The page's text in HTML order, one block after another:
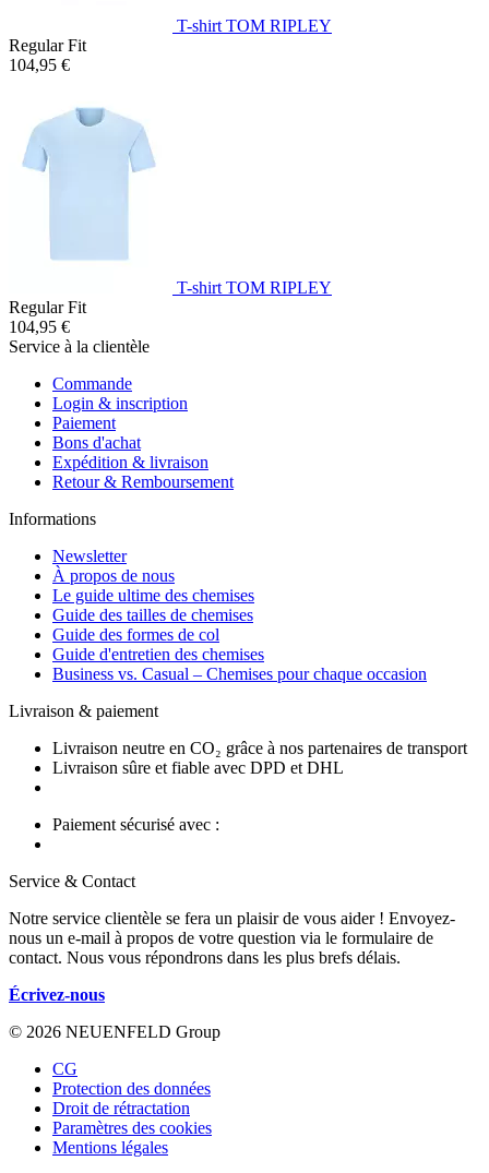
T-shirt TOM RIPLEY
Regular Fit
104,95 €
T-shirt TOM RIPLEY
Regular Fit
104,95 €
Service à la clientèle
Commande
Login & inscription
Paiement
Bons d'achat
Expédition & livraison
Retour & Remboursement
Informations
Newsletter
À propos de nous
Le guide ultime des chemises
Guide des tailles de chemises
Guide des formes de col
Guide d'entretien des chemises
Business vs. Casual – Chemises pour chaque occasion
Livraison & paiement
Livraison neutre en CO₂ grâce à nos partenaires de transport
Livraison sûre et fiable avec DPD et DHL
Paiement sécurisé avec :
Service & Contact
Notre service clientèle se fera un plaisir de vous aider ! Envoyez-
nous un e-mail à propos de votre question via le formulaire de
contact. Nous vous répondrons dans les plus brefs délais.
Écrivez-nous
© 2026 NEUENFELD Group
CG
Protection des données
Droit de rétractation
Paramètres des cookies
Mentions légales